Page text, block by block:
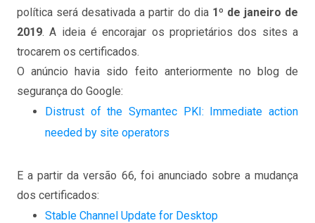
política será desativada a partir do dia 1º de janeiro de
2019. A ideia é encorajar os proprietários dos sites a
trocarem os certificados.
O anúncio havia sido feito anteriormente no blog de
segurança do Google:
Distrust of the Symantec PKI: Immediate action
needed by site operators
E a partir da versão 66, foi anunciado sobre a mudança
dos certificados:
Stable Channel Update for Desktop